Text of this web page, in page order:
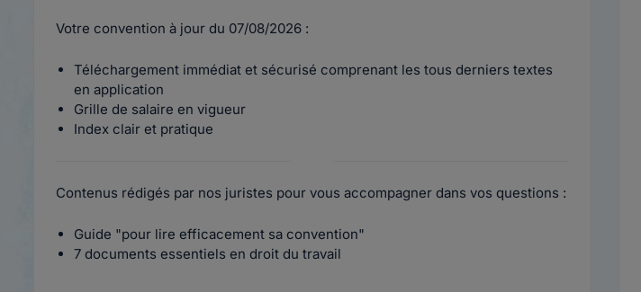
Votre convention à jour du 07/08/2026 :
Téléchargement immédiat et sécurisé comprenant les tous derniers textes
en application
Grille de salaire en vigueur
Index clair et pratique
Contenus rédigés par nos juristes pour vous accompagner dans vos questions :
Guide "pour lire efficacement sa convention"
7 documents essentiels en droit du travail